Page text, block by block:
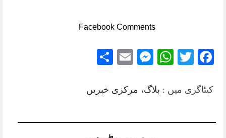
Facebook Comments
Facebook
Twitter
WhatsApp
Messenger
Email
کیٹاگری میں : بلاگ، مرکزی خبریں